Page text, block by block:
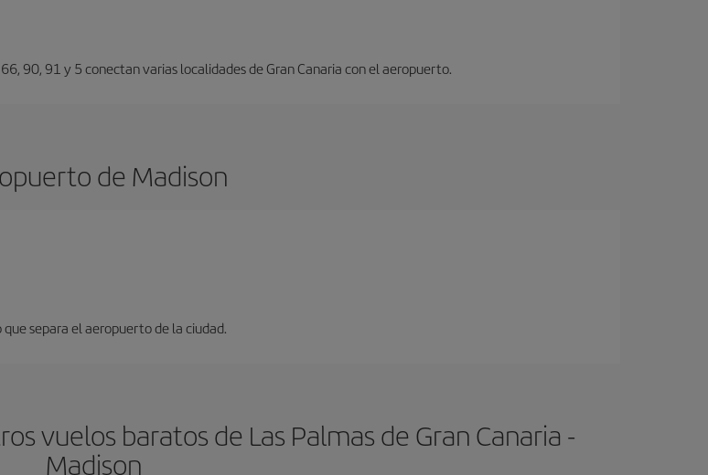
90, 91 y 5 conectan varias localidades de Gran Canaria con el aeropuerto.
de Madison
separa el aeropuerto de la ciudad.
vuelos baratos de Las Palmas de Gran Canaria -
Madison